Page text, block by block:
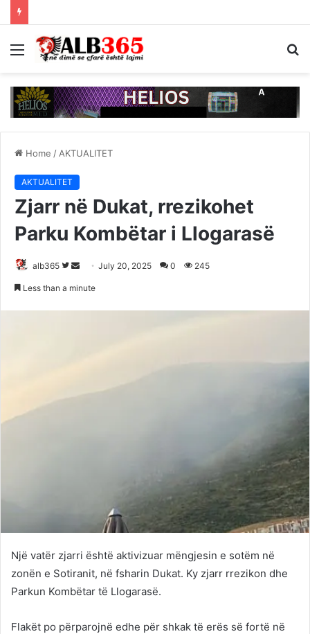
Menu
Home / AKTUALITET
AKTUALITET
Zjarr në Dukat, rrezikohet
Parku Kombëtar i Llogarasë
alb365
Follow
Send July 20, 2025 0 245
Less than a minute
Një vatër zjarri është aktivizuar mëngjesin e sotëm në
zonën e Sotiranit, në fsharin Dukat. Ky zjarr rrezikon dhe
Parkun Kombëtar të Llogarasë.
Flakët po përparojnë edhe për shkak të erës së fortë në